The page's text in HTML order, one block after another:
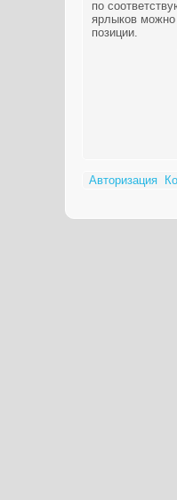
по
ярлыков можно
позиции.
Авторизация